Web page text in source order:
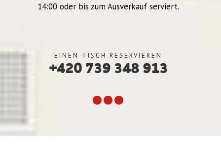
14:00 oder bis zum Ausverkauf serviert.
EINEN TISCH RESERVIEREN
+420 739 348 913